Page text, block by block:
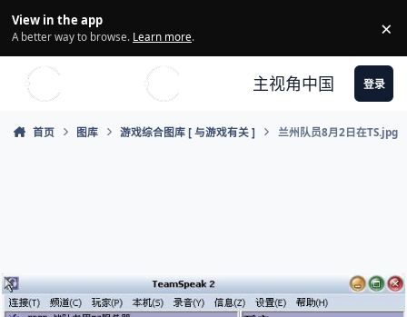
View in the app
A better way to browse. Learn more. ×
主视角中国 登录
首页 图库 游戏综合图库 [ 与游戏有关 ] 兰州队员8月2日在TS.jpg